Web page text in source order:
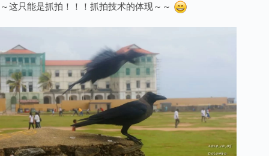
～这只能是抓拍！！！抓拍技术的体现～～